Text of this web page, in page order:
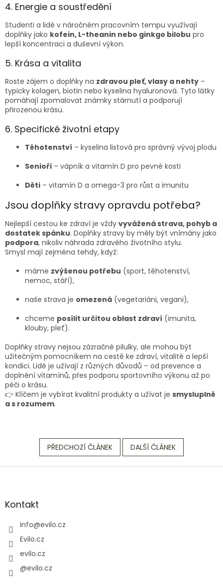
4. Energie a soustředění
Studenti a lidé v náročném pracovním tempu využívají
doplňky jako kofein, L-theanin nebo ginkgo bilobu pro
lepší koncentraci a duševní výkon.
5. Krása a vitalita
Roste zájem o doplňky na zdravou pleť, vlasy a nehty –
typicky kolagen, biotin nebo kyselina hyaluronová. Tyto látky
pomáhají zpomalovat známky stárnutí a podporují
přirozenou krásu.
6. Specifické životní etapy
Těhotenství – kyselina listová pro správný vývoj plodu
Senioři – vápník a vitamín D pro pevné kosti
Děti – vitamín D a omega-3 pro růst a imunitu
Jsou doplňky stravy opravdu potřeba?
Nejlepší cestou ke zdraví je vždy vyvážená strava, pohyb a
dostatek spánku. Doplňky stravy by měly být vnímány jako
podpora, nikoliv náhrada zdravého životního stylu.
Smysl mají zejména tehdy, když:
máme zvýšenou potřebu (sport, těhotenství,
nemoc, stáří),
naše strava je omezená (vegetariáni, vegani),
chceme posílit určitou oblast zdraví (imunita,
klouby, pleť).
Doplňky stravy nejsou zázračné pilulky, ale mohou být
užitečným pomocníkem na cestě ke zdraví, vitalitě a lepší
kondici. Lidé je užívají z různých důvodů – od prevence a
doplnění vitamínů, přes podporu sportovního výkonu až po
péči o krásu.
👉 Klíčem je vybírat kvalitní produkty a užívat je smysluplně
a s rozumem.
PŘEDCHOZÍ ČLÁNEK DALŠÍ ČLÁNEK
Z
aKontakt
info@evilo.cz
Evilo.cz
evilo.cz
@evilo.cz